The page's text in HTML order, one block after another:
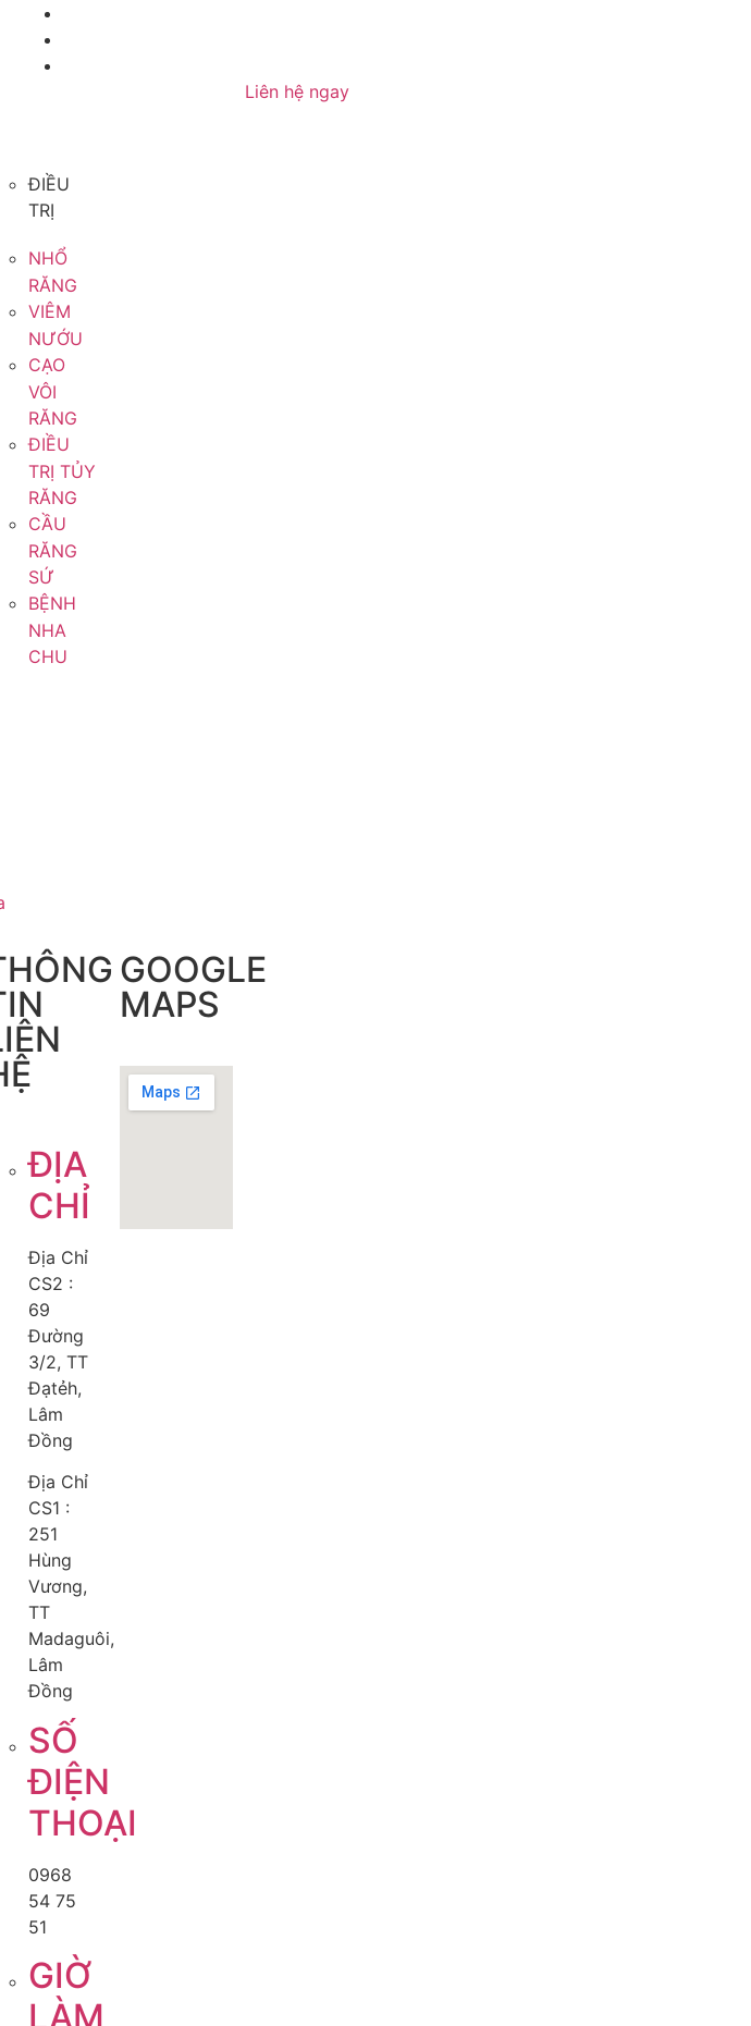
ĐIỀU
TRỊ
NHỔ
RĂNG
VIÊM
NƯỚU
CẠO
VÔI
RĂNG
ĐIỀU
TRỊ TỦY
RĂNG
CẦU
RĂNG
SỨ
BỆNH
NHA
CHU
ĐỊA
CHỈ
Địa Chỉ
CS2 :
69
Đường
3/2, TT
Đạtẻh,
Lâm
Đồng
Địa Chỉ
CS1 :
251
Hùng
Vương,
TT
Madaguôi,
Lâm
Đồng
SỐ
ĐIỆN
THOẠI
0968
54 75
51
GIỜ
LÀM
GOOGLE
MAPS
Liên hệ ngay